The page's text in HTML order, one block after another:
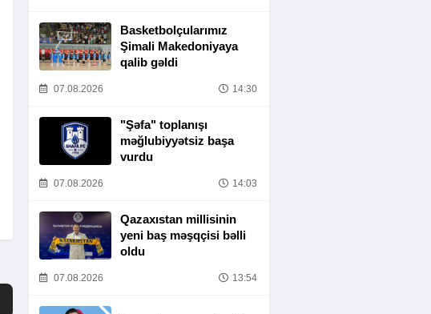
Basketbolçularımız
Şimali Makedoniyaya
qalib gəldi
07.08.2026 14:30
"Şəfa" toplanışı
məğlubiyyətsiz başa
vurdu
07.08.2026 14:03
Qazaxıstan millisinin
yeni baş məşqçisi bəlli
oldu
07.08.2026 13:54